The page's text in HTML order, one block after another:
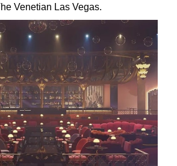
Venetian Las Vegas.